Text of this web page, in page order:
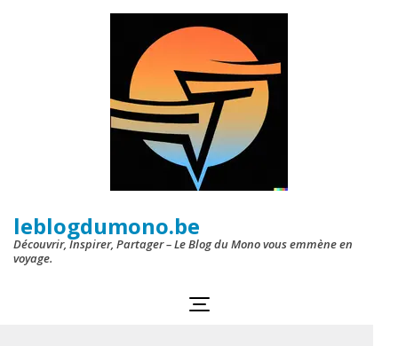
leblogdumono.be
Découvrir, Inspirer, Partager – Le Blog du Mono vous emmène en
voyage.